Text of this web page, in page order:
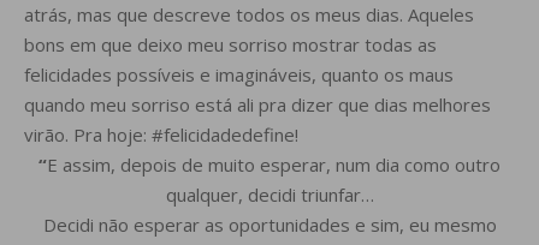
atrás, mas que descreve todos os meus dias. Aqueles
bons em que deixo meu sorriso mostrar todas as
felicidades possíveis e imagináveis, quanto os maus
quando meu sorriso está ali pra dizer que dias melhores
virão. Pra hoje: #felicidadedefine!
“E assim, depois de muito esperar, num dia como outro
qualquer, decidi triunfar…
Decidi não esperar as oportunidades e sim, eu mesmo